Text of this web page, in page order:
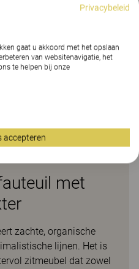
met
zachte, organische
lijnen. Het is
zitmeubel dat zowel
Privacybeleid
gaat u akkoord met het opslaan
van websitenavigatie, het
te helpen bij onze
accepteren